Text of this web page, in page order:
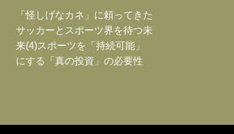
「怪しげなカネ」に頼ってきた
サッカーとスポーツ界を待つ未
来(4)スポーツを「持続可能」
にする「真の投資」の必要性